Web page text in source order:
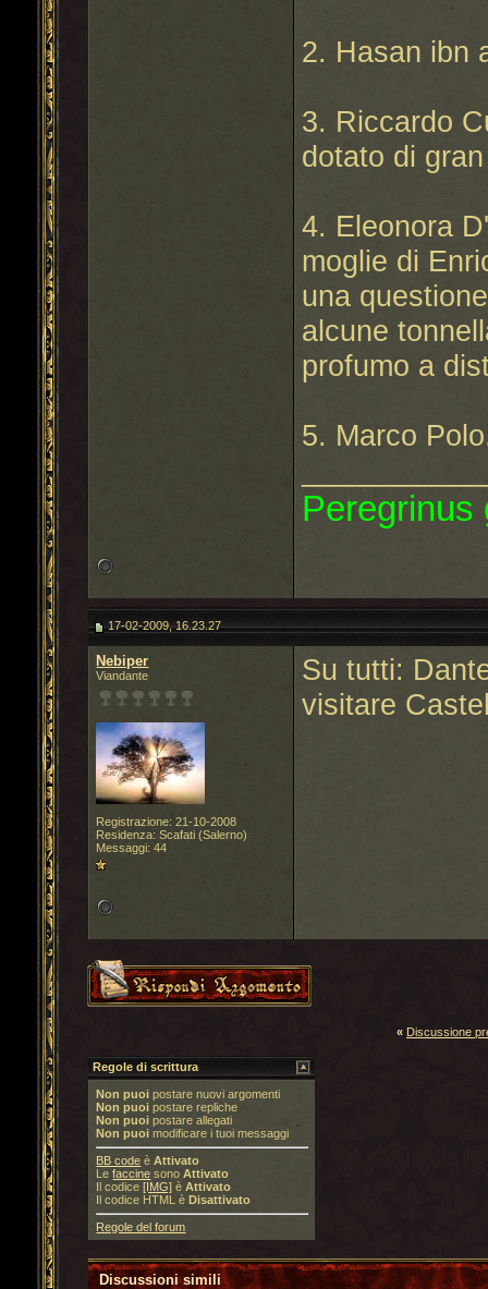
2. Hasan ibn
3. Riccardo
dotato di
4. Eleonora
moglie di
una
alcune
profumo a
5. Marco
Peregrinus
17-02-2009, 16.23.27
Nebiper
Viandante
Registrazione: 21-10-2008
Residenza: Scafati (Salerno)
Messaggi: 44
Su tutti:
visitare
« Discussione
Regole di scrittura
Non puoi postare nuovi argomenti
Non puoi postare repliche
Non puoi postare allegati
Non puoi modificare i tuoi messaggi
BB code èAttivato
Lefaccine sonoAttivato
Il codice[IMG] èAttivato
Il codice HTML èDisattivato
Regole del forum
Discussioni simili